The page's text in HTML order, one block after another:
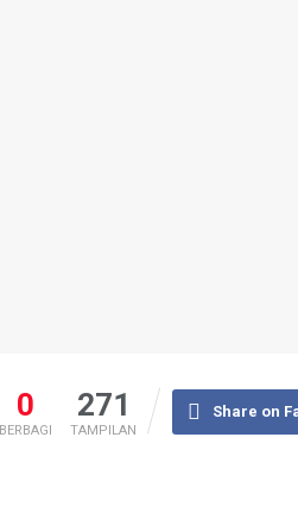
0
BERBAGI
271
TAMPILAN
Share on